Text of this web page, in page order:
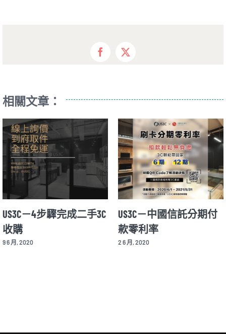
Facebook
X
相關文章：
US3C－免出門二手3C收
購服務
20 5 月, 2020
精明玩家都應購買PS5！
保值首選、US3C加持日
後高價「收購PS5」，遊